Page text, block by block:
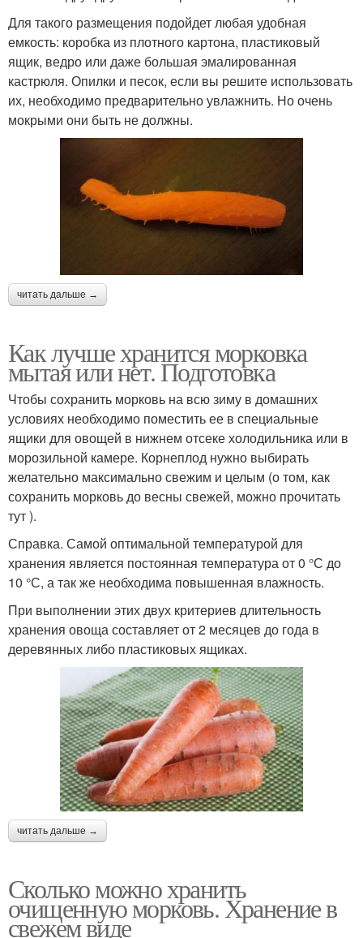
Для такого размещения подойдет любая удобная
емкость: коробка из плотного картона, пластиковый
ящик, ведро или даже большая эмалированная
кастрюля. Опилки и песок, если вы решите использовать
их, необходимо предварительно увлажнить. Но очень
мокрыми они быть не должны.
читать дальше →
Как лучше хранится морковка
мытая или нет. Подготовка
Чтобы сохранить морковь на всю зиму в домашних
условиях необходимо поместить ее в специальные
ящики для овощей в нижнем отсеке холодильника или в
морозильной камере. Корнеплод нужно выбирать
желательно максимально свежим и целым (о том, как
сохранить морковь до весны свежей, можно прочитать
тут ).
Справка. Самой оптимальной температурой для
хранения является постоянная температура от 0 °С до
10 °С, а так же необходима повышенная влажность.
При выполнении этих двух критериев длительность
хранения овоща составляет от 2 месяцев до года в
деревянных либо пластиковых ящиках.
читать дальше →
Сколько можно хранить
очищенную морковь. Хранение в
свежем виде